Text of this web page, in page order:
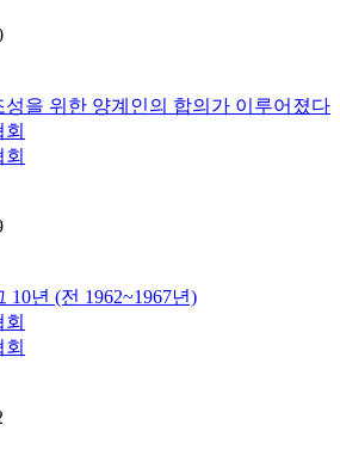
성을 위한 양계인의 합의가 이루어졌다
10년 (전 1962~1967년)